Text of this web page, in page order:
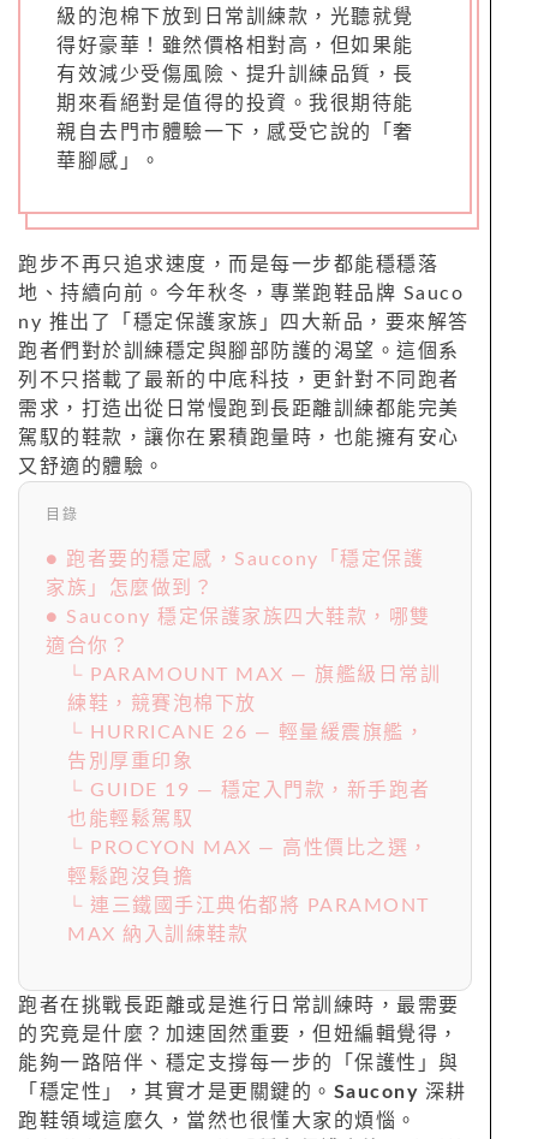
級的泡棉下放到日常訓練款，光聽就覺
得好豪華！雖然價格相對高，但如果能
有效減少受傷風險、提升訓練品質，長
期來看絕對是值得的投資。我很期待能
親自去門市體驗一下，感受它說的「奢
華腳感」。
跑步不再只追求速度，而是每一步都能穩穩落
地、持續向前。今年秋冬，專業跑鞋品牌 Sauco
ny 推出了「穩定保護家族」四大新品，要來解答
跑者們對於訓練穩定與腳部防護的渴望。這個系
列不只搭載了最新的中底科技，更針對不同跑者
需求，打造出從日常慢跑到長距離訓練都能完美
駕馭的鞋款，讓你在累積跑量時，也能擁有安心
又舒適的體驗。
目錄
● 跑者要的穩定感，Saucony「穩定保護
家族」怎麼做到？
● Saucony 穩定保護家族四大鞋款，哪雙
適合你？
└ PARAMOUNT MAX — 旗艦級日常訓
練鞋，競賽泡棉下放
└ HURRICANE 26 — 輕量緩震旗艦，
告別厚重印象
└ GUIDE 19 — 穩定入門款，新手跑者
也能輕鬆駕馭
└ PROCYON MAX — 高性價比之選，
輕鬆跑沒負擔
└ 連三鐵國手江典佑都將 PARAMONT
MAX 納入訓練鞋款
跑者在挑戰長距離或是進行日常訓練時，最需要
的究竟是什麼？加速固然重要，但妞編輯覺得，
能夠一路陪伴、穩定支撐每一步的「保護性」與
「穩定性」，其實才是更關鍵的。 Saucony 深耕
跑鞋領域這麼久，當然也很懂大家的煩惱。